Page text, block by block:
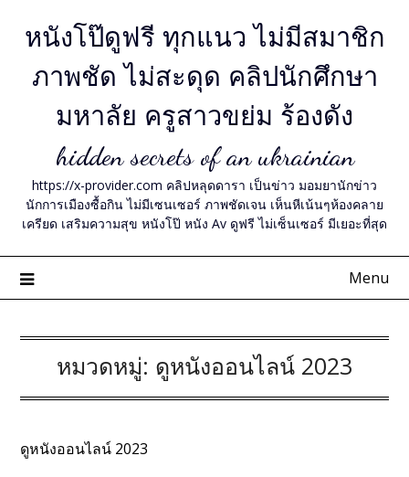
หนังโป๊ดูฟรี ทุกแนว ไม่มีสมาชิก
ภาพชัด ไม่สะดุด คลิปนักศึกษา
มหาลัย ครูสาวขย่ม ร้องดัง
hidden secrets of an ukrainian
https://x-provider.com คลิปหลุดดารา เป็นข่าว มอมยานักข่าว
นักการเมืองซื้อกิน ไม่มีเซนเซอร์ ภาพชัดเจน เห็นหีเน้นๆห้องคลาย
เครียด เสริมความสุข หนังโป๊ หนัง Av ดูฟรี ไม่เซ็นเซอร์ มีเยอะที่สุด
Menu
หมวดหมู่: ดูหนังออนไลน์ 2023
ดูหนังออนไลน์ 2023